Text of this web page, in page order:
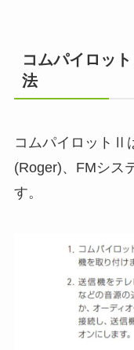
コムパイロッ
法
コムパイロットⅡ
(Roger)、FMシス
す。